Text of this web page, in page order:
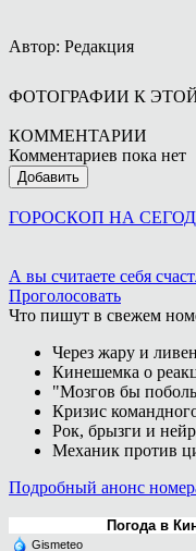
Автор: Редакция
ФОТОГРАФИИ К
КОММЕНТАРИИ
Комментариев пока нет
Добавить
ГОРОСКОП НА
А вы считаете себя
Проголосовать
Что пишут в свежем
Через жару и
Кинешемка о
"Мозгов бы
Кризис
Рок, брызги и
Механик против
Подробный анонс
Погода в
Gismeteo